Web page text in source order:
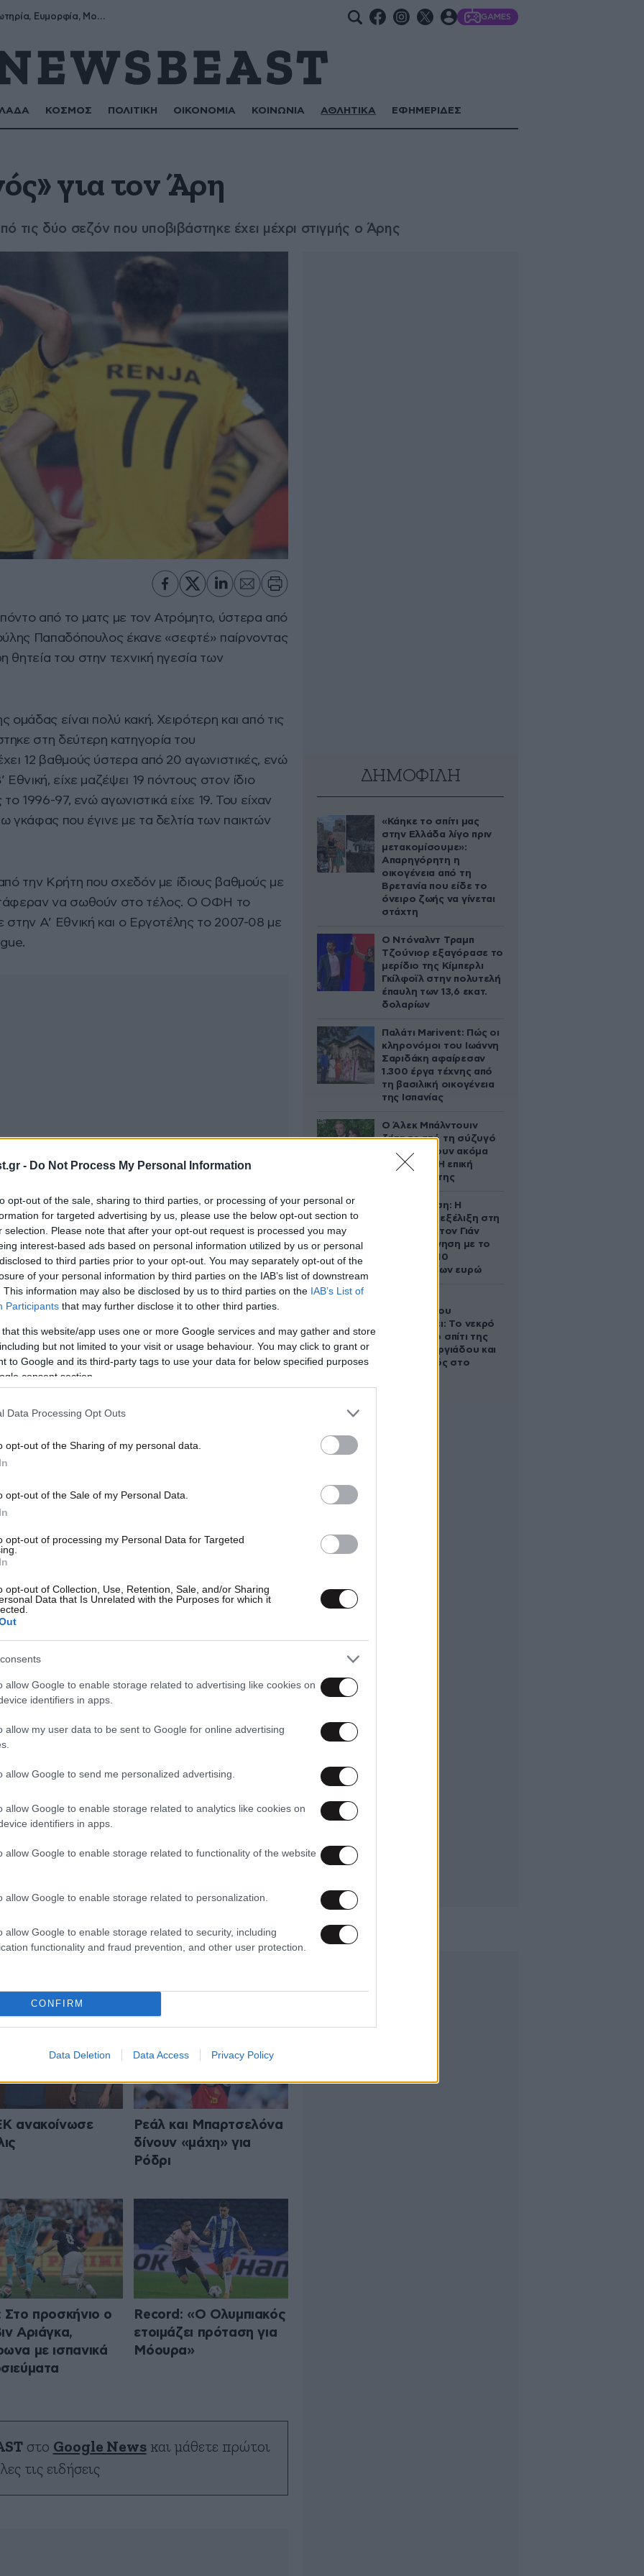
- Do Not Process My Personal Information
opt-out of the sale, sharing to third parties, or processing of your personal or
for targeted advertising by us, please use the below opt-out section to
selection. Please note that after your opt-out request is processed you may
interest-based ads based on personal information utilized by us or personal
to third parties prior to your opt-out. You may separately opt-out of the
of your personal information by third parties on the IAB’s list of downstream
This information may also be disclosed by us to third parties on the IAB’s List of
Participants that may further disclose it to other third parties.
that this website/app uses one or more Google services and may gather and store
but not limited to your visit or usage behaviour. You may click to grant or
to Google and its third-party tags to use your data for below specified purposes
consent section.
Data Processing Opt Outs
opt-out of the Sharing of my personal data.
opt-out of the Sale of my Personal Data.
opt-out of processing my Personal Data for Targeted
opt-out of Collection, Use, Retention, Sale, and/or Sharing
Data that Is Unrelated with the Purposes for which it
allow Google to enable storage related to advertising like cookies on
identifiers in apps.
allow my user data to be sent to Google for online advertising
allow Google to send me personalized advertising.
allow Google to enable storage related to analytics like cookies on
identifiers in apps.
allow Google to enable storage related to functionality of the website
allow Google to enable storage related to personalization.
allow Google to enable storage related to security, including
functionality and fraud prevention, and other user protection.
CONFIRM
Data Deletion Data Access Privacy Policy
Σωτήρης, Σωτηρία, Ευμορφία, Μορφούλα GAMES
ΚΟΣΜΟΣ ΠΟΛΙΤΙΚΗ ΟΙΚΟΝΟΜΙΑ ΚΟΙΝΩΝΙΑ ΑΘΛΗΤΙΚΑ ΕΦΗΜΕΡΙΔΕΣ
για τον Άρη
τις δύο σεζόν που υποβιβάστηκε έχει μέχρι στιγμής ο Άρης
από το ματς με τον Ατρόμητο, ύστερα από
Παπαδόπουλος έκανε «σεφτέ» παίρνοντας
του στην τεχνική ηγεσία των
είναι πολύ κακή. Χειρότερη και από τις
στη δεύτερη κατηγορία του
12 βαθμούς ύστερα από 20 αγωνιστικές, ενώ
είχε μαζέψει 19 πόντους στον ίδιο
1996-97, ενώ αγωνιστικά είχε 19. Του είχαν
γκάφας που έγινε με τα δελτία των παικτών
την Κρήτη που σχεδόν με ίδιους βαθμούς με
να σωθούν στο τέλος. Ο ΟΦΗ το
Α’ Εθνική και ο Εργοτέλης το 2007-08 με
μετράει 12 σερί αγώνες χωρίς νίκη, καθώς
αγωνιστική στη Βέροια, ενώ το παλιό
τη χρονιά που ο Άρης έπεσε το 2004-05,
τη σεζόν πέτυχε νίκη στο έβδομο εντός
που έχει δώσει στο «Κλ. Βικελίδης».
ΔΗΜΟΦΙΛΗ
«Κάηκε το σπίτι μας
στην Ελλάδα λίγο πριν
μετακομίσουμε»:
Απαρηγόρητη η
οικογένεια από τη
Βρετανία που είδε το
όνειρο ζωής να γίνεται
στάχτη
Ο Ντόναλντ Τραμπ
Τζούνιορ εξαγόρασε το
μερίδιο της Κίμπερλι
Γκίλφοϊλ στην πολυτελή
έπαυλη των 13,6 εκατ.
δολαρίων
Παλάτι Marivent: Πώς οι
κληρονόμοι του Ιωάννη
Σαριδάκη αφαίρεσαν
1.300 έργα τέχνης από
τη βασιλική οικογένεια
της Ισπανίας
Ο Άλεκ Μπάλντουιν
ζήτησε από τη σύζυγό
του να κάνουν ακόμα
ένα παιδί – Η επική
αντίδρασή της
Αθηνά Ωνάση: Η
απρόσμενη εξέλιξη στη
διαμάχη με τον Γιάν
Τοπς – Η κίνηση με το
άλογο των 10
εκατομμυρίων ευρώ
Τζώρτζογλου
αποκαλύπτει: Το νεκρό
έμβρυο στο σπίτι της
Μαρίας Γεωργιάδου και
ο εγκλεισμός στο
ΑΘΛΗΤΙΚΑ
ανακοίνωσε
Ρεάλ και Μπαρτσελόνα
δίνουν «μάχη» για
Ρόδρι
προσκήνιο ο
Αριάγκα,
με ισπανικά
Record: «Ο Ολυμπιακός
ετοιμάζει πρόταση για
Μόουρα»
στο Google Newsκαι μάθετε πρώτοι
τις ειδήσεις